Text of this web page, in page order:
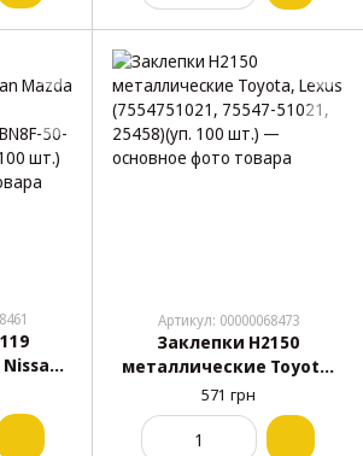
100
Артикул: 00000068473
Заклепки H2150
металлические Toyota,
Lexus (7554751021, 75547-
51021, 25458)(уп. 100 шт.)
571 грн